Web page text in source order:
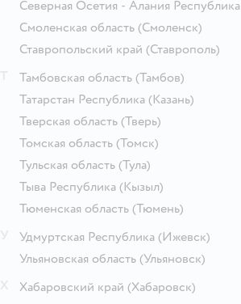
Северная Осетия - Алания Республика
Смоленская область (Смоленск)
Ставропольский край (Ставрополь)
Тамбовская область (Тамбов)
Татарстан Республика (Казань)
Тверская область (Тверь)
Томская область (Томск)
Тульская область (Тула)
Тыва Республика (Кызыл)
Тюменская область (Тюмень)
Удмуртская Республика (Ижевск)
Ульяновская область (Ульяновск)
Хабаровский край (Хабаровск)